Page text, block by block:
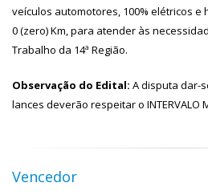
veículos automotores, 100% elétricos
0 (zero) Km, para atender às
Trabalho da 14ª Região.
Observação do Edital: A disputa dar-
lances deverão respeitar o INTERVALO
Vencedor